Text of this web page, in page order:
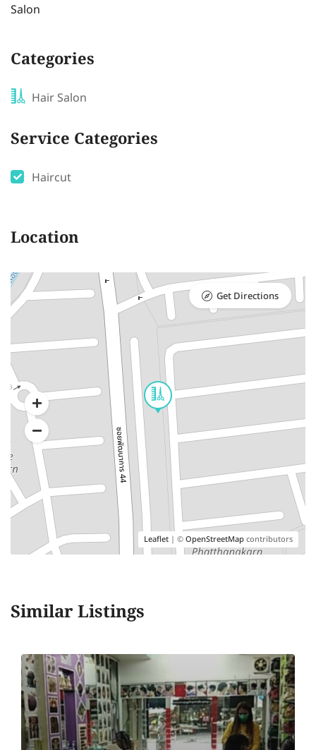
Salon
Categories
Hair Salon
Service Categories
Haircut
Location
Leaflet | ©OpenStreetMapcontributors
Get Directions
Similar Listings